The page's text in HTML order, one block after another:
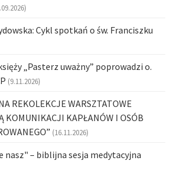
Cykl spotkań o św. Franciszku
„Pasterz uważny” poprowadzi o.
(9.11.2026)
REKOLEKCJE WARSZTATOWE
KOMUNIKACJI KAPŁANÓW I OSÓB
(16.11.2026)
nasz" – biblijna sesja medytacyjna